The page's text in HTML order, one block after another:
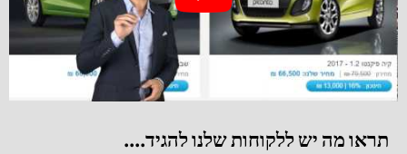
תראו מה יש ללקוחות שלנו להגיד....